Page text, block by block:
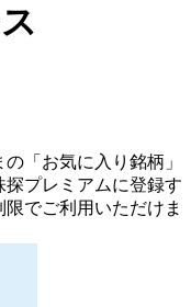
の 「お気に入り銘柄」
探プレミアムに登録す
でご利用いただけま